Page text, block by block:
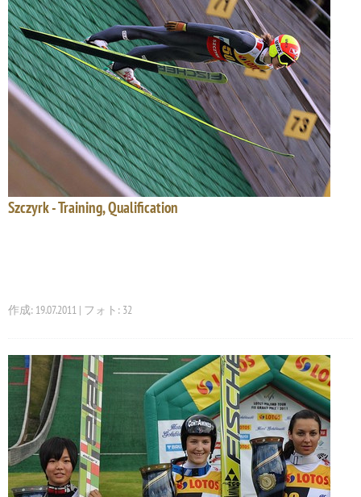
Szczyrk - Training, Qualification
作成: 19.07.2011 | フォト: 32